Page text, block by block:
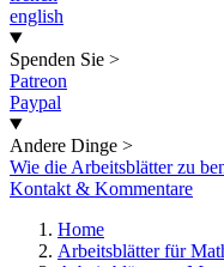
english
Spenden Sie >
Patreon
Paypal
Andere Dinge >
Wie die Arbeitsblätter zu
Kontakt & Kommentare
Home
Arbeitsblätter für